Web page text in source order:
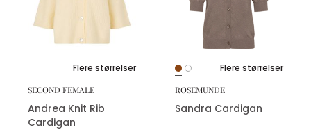
Flere størrelser
SECOND FEMALE
Andrea Knit Rib
Cardigan
Flere størrelser
ROSEMUNDE
Sandra Cardigan